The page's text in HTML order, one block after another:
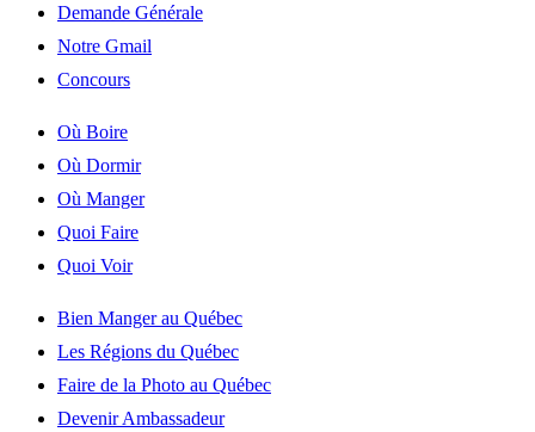
Demande Générale
Notre Gmail
Concours
Où Boire
Où Dormir
Où Manger
Quoi Faire
Quoi Voir
Bien Manger au Québec
Les Régions du Québec
Faire de la Photo au Québec
Devenir Ambassadeur